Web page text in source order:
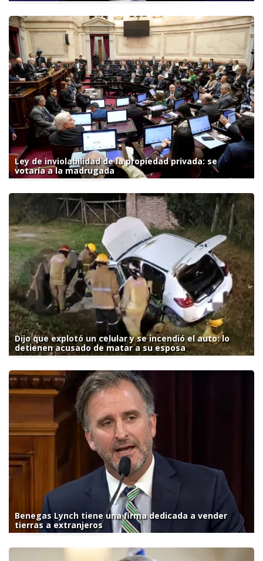
Ley de inviolabilidad de la propiedad privada: se
votaría a la madrugada
Dijo que explotó un celular y se incendió el auto: lo
detienen acusado de matar a su esposa
Benegas Lynch tiene una firma dedicada a vender
tierras a extranjeros